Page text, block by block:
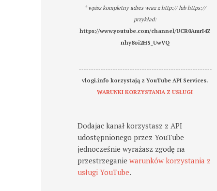
* wpisz kompletny adres wraz z http:// lub https://
przykład:
https://www.youtube.com/channel/UCR0AmrI4Z
nhy8oi2HS_UwVQ
-------------------------------------------------------
vlogi.info korzystają z YouTube API Services.
WARUNKI KORZYSTANIA Z USŁUGI
Dodajac kanał korzystasz z API
udostępnionego przez YouTube
jednocześnie wyrażasz zgodę na
przestrzeganiewarunków korzystania z
usługi YouTube.